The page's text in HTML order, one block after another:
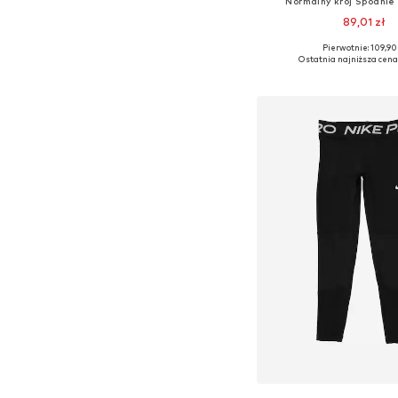
89,01 zł
Dostępne w różnych
Pierwotnie: 109,90
Ostatnia najniższa